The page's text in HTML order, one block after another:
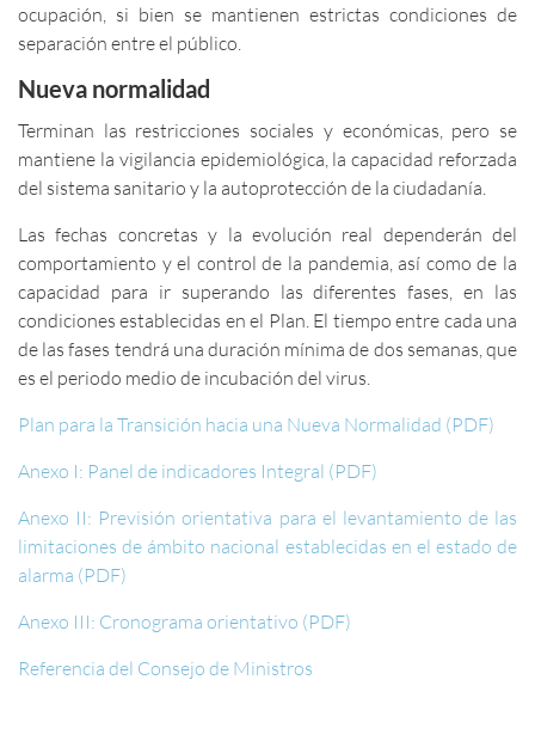
ocupación, si bien se mantienen estrictas condiciones de
separación entre el público.
Nueva normalidad
Terminan las restricciones sociales y económicas, pero se
mantiene la vigilancia epidemiológica, la capacidad reforzada
del sistema sanitario y la autoprotección de la ciudadanía.
Las fechas concretas y la evolución real dependerán del
comportamiento y el control de la pandemia, así como de la
capacidad para ir superando las diferentes fases, en las
condiciones establecidas en el Plan. El tiempo entre cada una
de las fases tendrá una duración mínima de dos semanas, que
es el periodo medio de incubación del virus.
Plan para la Transición hacia una Nueva Normalidad (PDF)
Anexo I: Panel de indicadores Integral (PDF)
Anexo II: Previsión orientativa para el levantamiento de las
limitaciones de ámbito nacional establecidas en el estado de
alarma (PDF)
Anexo III: Cronograma orientativo (PDF)
Referencia del Consejo de Ministros